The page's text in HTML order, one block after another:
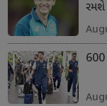
રમશે
600